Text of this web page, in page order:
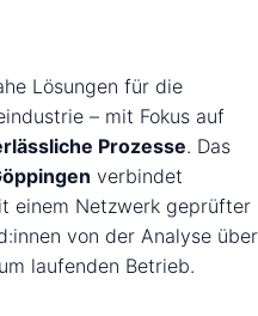
Lösungen für die
– mit Fokus auf
Prozesse. Das
verbindet
einem Netzwerk geprüfter
von der Analyse über
laufenden Betrieb.